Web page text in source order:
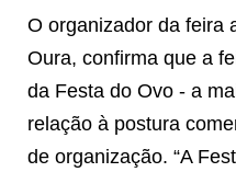
O organizador da feira
Oura, confirma que a
da Festa do Ovo - a
relação à postura
de organização. “A